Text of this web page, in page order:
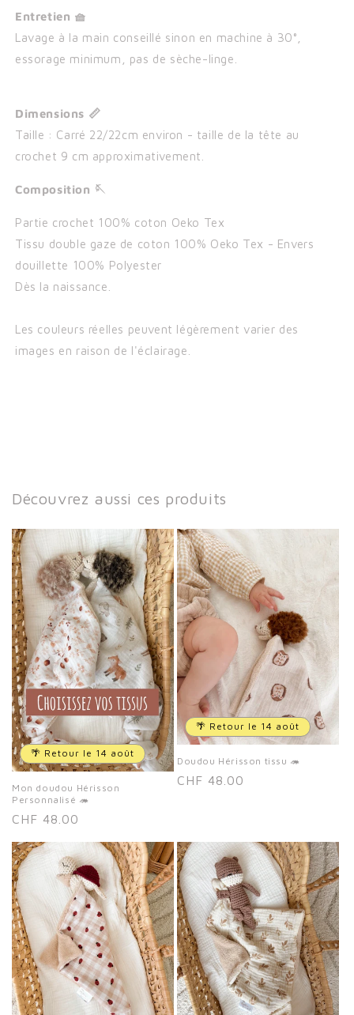
Entretien 🧺
Lavage à la main conseillé sinon en machine à 30°,
essorage minimum, pas de sèche-linge.
Dimensions 📏
Taille : Carré 22/22cm environ - taille de la tête au
crochet 9 cm approximativement.
Composition 🪡
Partie crochet 100% coton Oeko Tex
Tissu double gaze de coton 100% Oeko Tex - Envers
douillette 100% Polyester
Dès la naissance.
Les couleurs réelles peuvent légèrement varier des
images en raison de l'éclairage.
Découvrez aussi ces produits
🌴 Retour le 14 août
Mon doudou Hérisson
Personnalisé 🦔
Prix
CHF 48.00
🌴 Retour le 14 août
Doudou Hérisson tissu 🦔
Prix
CHF 48.00